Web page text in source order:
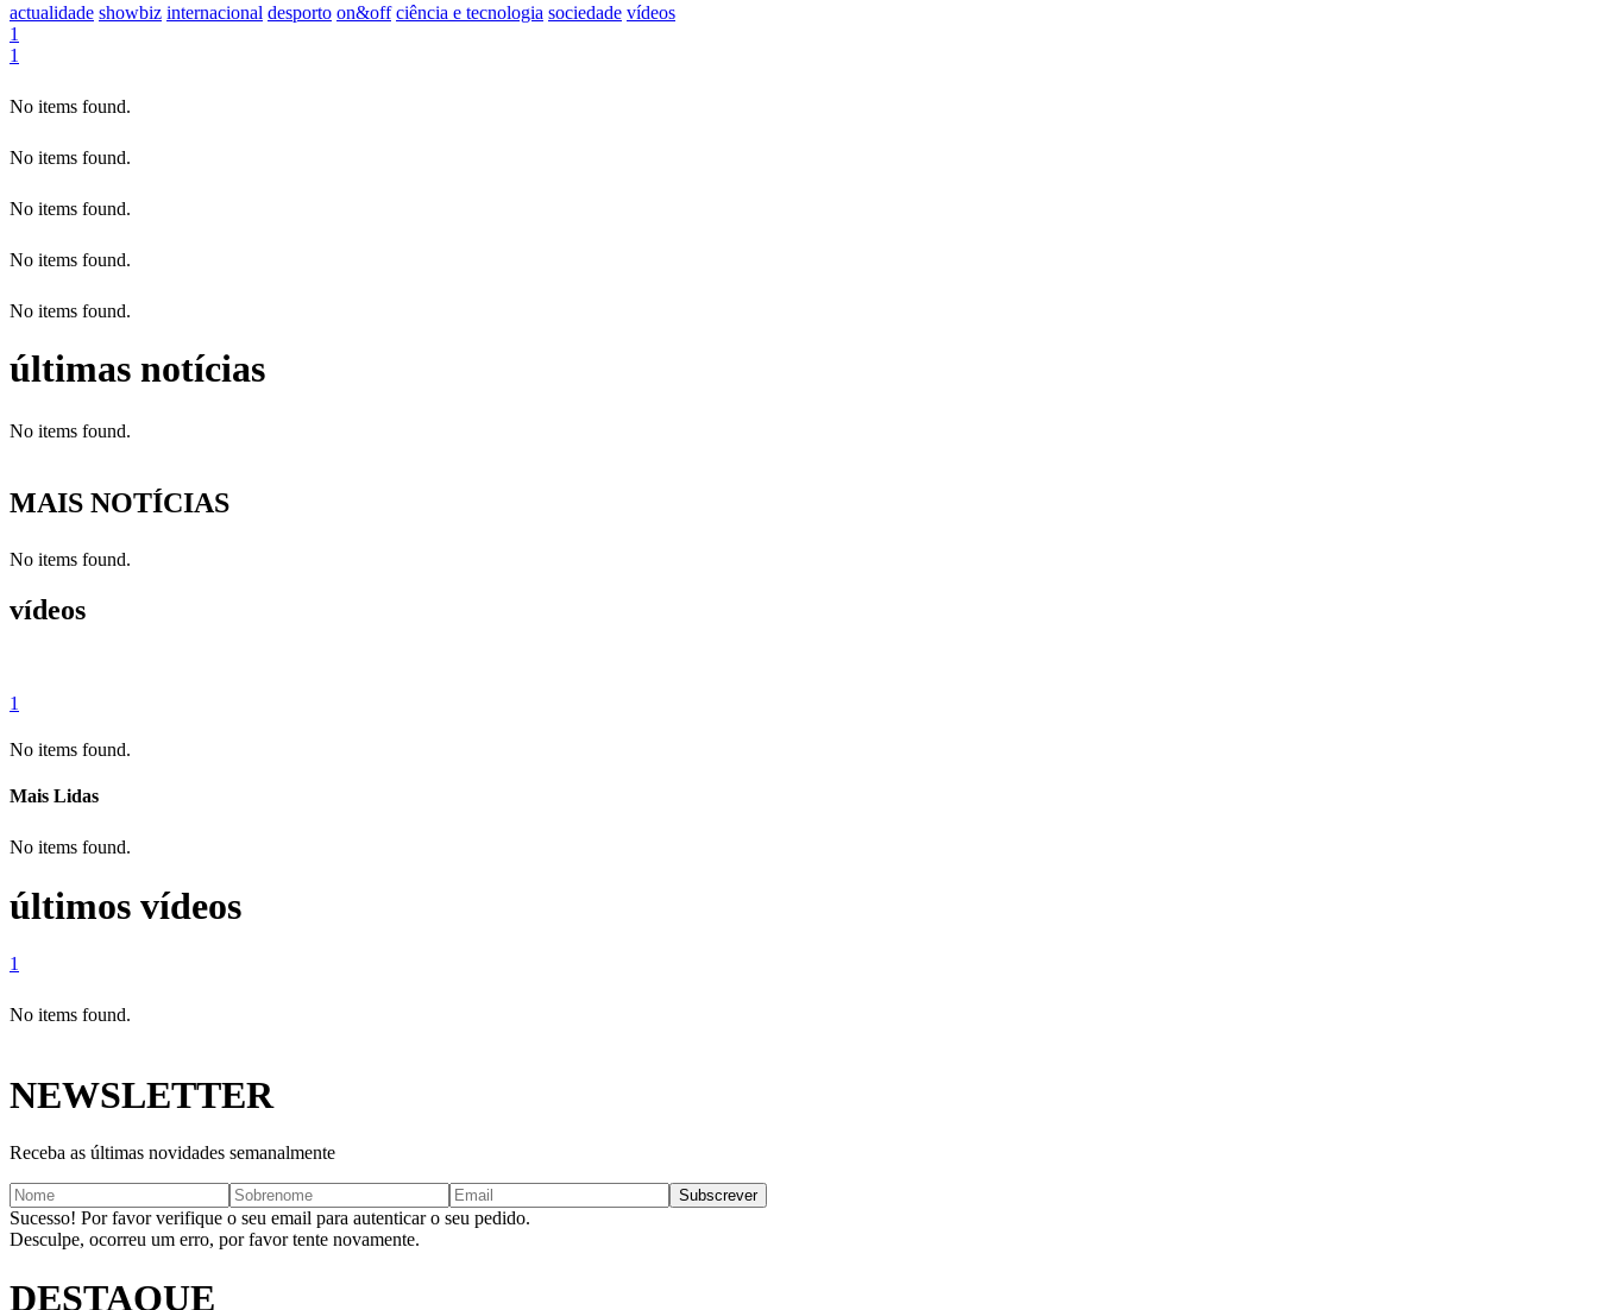
actualidade showbiz internacional desporto on&off ciência e tecnologia sociedade vídeos
1
1
No items found.
No items found.
No items found.
No items found.
No items found.
últimas notícias
No items found.
MAIS NOTÍCIAS
No items found.
vídeos
1
No items found.
Mais Lidas
No items found.
últimos vídeos
1
No items found.
NEWSLETTER
Receba as últimas novidades semanalmente
Sucesso! Por favor verifique o seu email para autenticar o seu pedido.
Desculpe, ocorreu um erro, por favor tente novamente.
DESTAQUE